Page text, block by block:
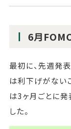
6月
最初に、先週発
は利下げがない
は3ヶ月ごとに発
した。